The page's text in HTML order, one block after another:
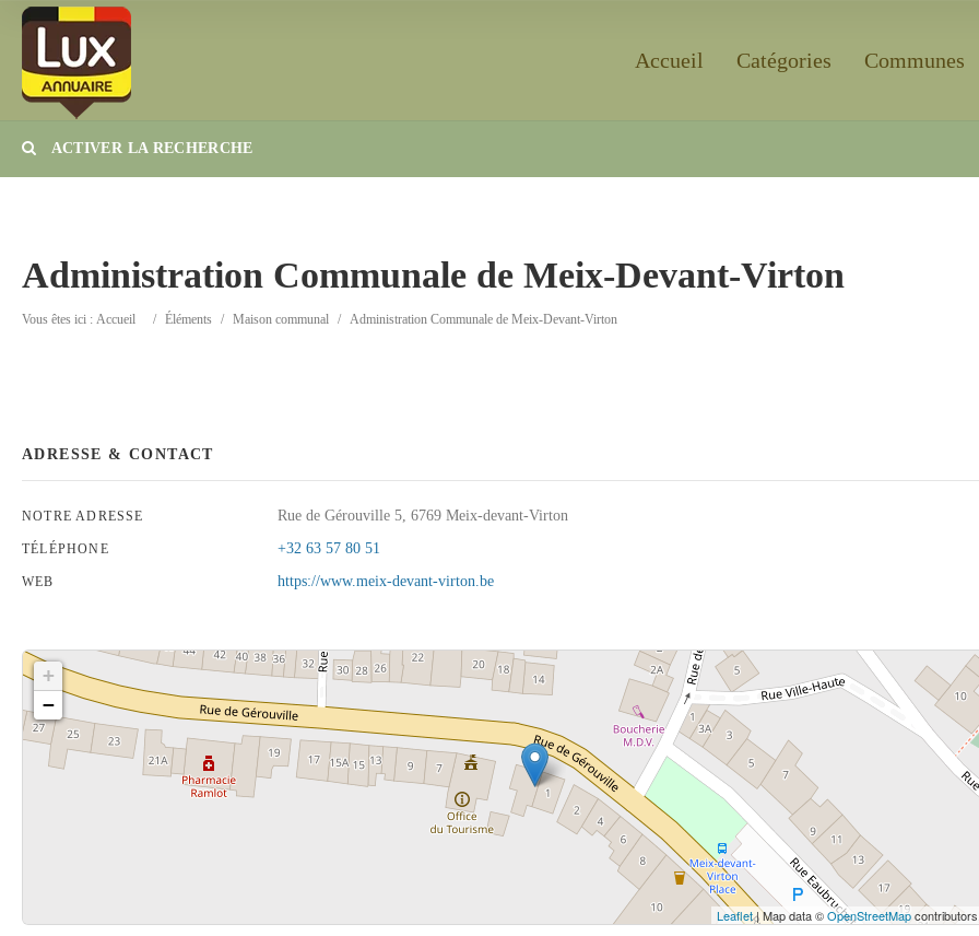
Accueil Catégories Communes
ACTIVER LA RECHERCHE
Catégorie Rechercher
Administration Communale de Meix-Devant-Virton
Vous êtes ici : Accueil / Éléments / Maison communal / Administration Communale de Meix-Devant-Virton
ADRESSE & CONTACT
NOTRE ADRESSE Rue de Gérouville 5, 6769 Meix-devant-Virton
TÉLÉPHONE +32 63 57 80 51
WEB https://www.meix-devant-virton.be
Cliquez sur le bouton pour afficher la carte.
Voir la carte
+
−
Leaflet| Map data ©OpenStreetMapcontributors,